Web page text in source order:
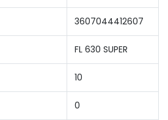
3607044412607
FL 630 SUPER
10
0